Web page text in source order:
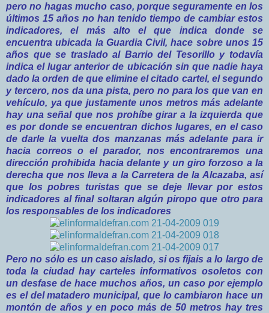
pero no hagas mucho caso, porque seguramente en los
últimos 15 años no han tenido tiempo de cambiar estos
indicadores, el más alto el que indica donde se
encuentra ubicada la Guardia Civil, hace sobre unos 15
años que se traslado al Barrio del Tesorillo y todavía
indica el lugar anterior de ubicación sin que nadie haya
dado la orden de que elimine el citado cartel, el segundo
y tercero, nos da una pista, pero no para los que van en
vehículo, ya que justamente unos metros más adelante
hay una señal que nos prohíbe girar a la izquierda que
es por donde se encuentran dichos lugares, en el caso
de darle la vuelta dos manzanas más adelante para ir
hacia correos o el parador, nos encontraremos una
dirección prohibida hacia delante y un giro forzoso a la
derecha que nos lleva a la Carretera de la Alcazaba, así
que los pobres turistas que se deje llevar por estos
indicadores al final soltaran algún piropo que otro para
los responsables de los indicadores
Pero no sólo es un caso aislado, si os fijais a lo largo de
toda la ciudad hay carteles informativos osoletos con
un desfase de hace muchos años, un caso por ejemplo
es el del matadero municipal, que lo cambiaron hace un
montón de años y en poco más de 50 metros hay tres